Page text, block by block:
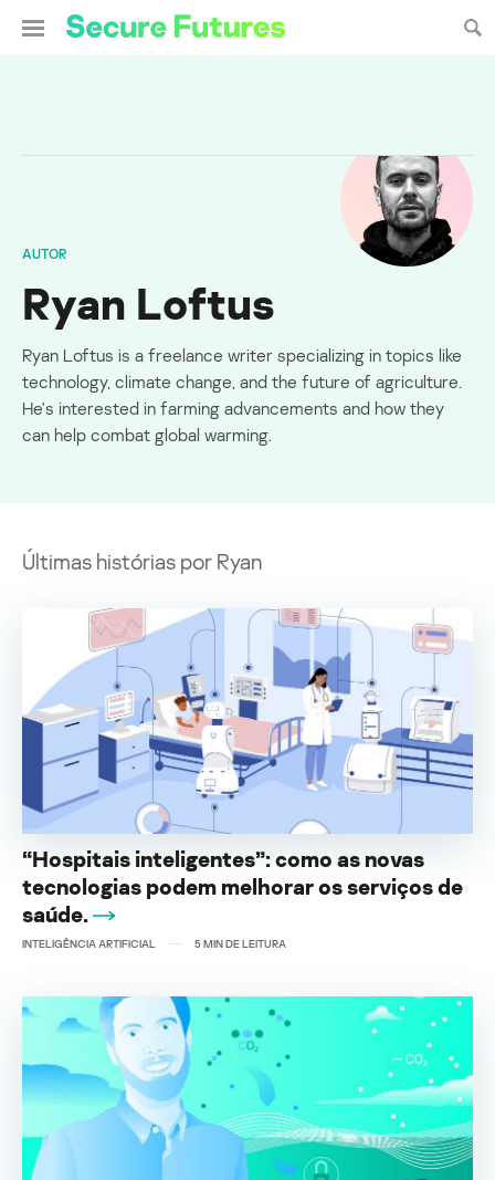
AUTOR
Ryan Loftus
Ryan Loftus is a freelance writer specializing in topics like
technology, climate change, and the future of agriculture.
He's interested in farming advancements and how they
can help combat global warming.
Últimas histórias por Ryan
“Hospitais inteligentes”: como as novas
tecnologias podem melhorar os serviços de
saúde.
INTELIGÊNCIA ARTIFICIAL 5MIN DE LEITURA